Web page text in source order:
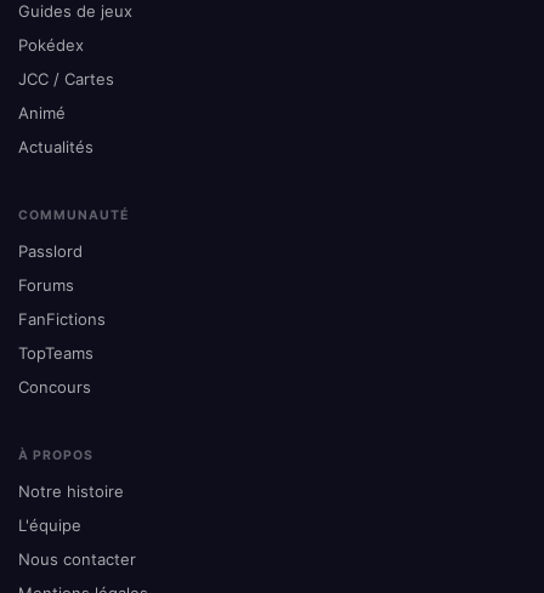
Guides de jeux
Pokédex
JCC / Cartes
Animé
Actualités
COMMUNAUTÉ
Passlord
Forums
FanFictions
TopTeams
Concours
À PROPOS
Notre histoire
L'équipe
Nous contacter